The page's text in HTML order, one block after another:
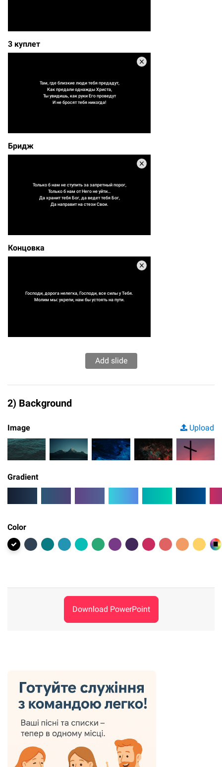
3 куплет
Там, где близкие люди тебя предадут,
Как предали однажды Христа,
Ты увидишь, как руки Его проведут
И не бросят тебя никогда!
Бридж
Только б нам не ступить за запретный порог,
Только б нам от Него не уйти…
Да хранит тебя Бог, да ведет тебя Бог,
Да направит на стези Свои.
Концовка
Господи, дорога нелегка, Господи, все силы у Тебя.
Молим мы: укрепи, нам бы устоять на пути.
2) Background
Image Upload
Gradient
Color
Download PowerPoint